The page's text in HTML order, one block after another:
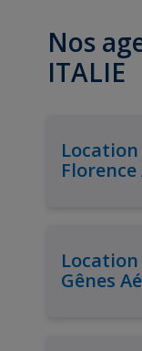
Nos
ITALIE
Gênes